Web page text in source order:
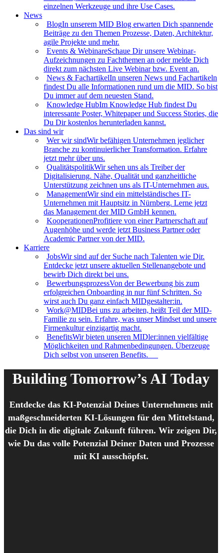
einzelnen Werkzeuge und ihre Use Cases.
News
BlogIn unserem MID Blog erwarten Dich spannende
Beiträge zu den Themen Prozesse, Daten, Architektur,
agile Projekte und mehr.
Events & WebinareSchaue Dir unsere Webinar-
Aufzeichnungen zu Fachthemen an oder melde Dich
direkt zum nächsten Live Webinar bzw. Event an.
News & FachartikelIn unseren News und Fachartikeln
findest Du alle Informationen rund um die MID. So bist
Du immer auf dem neuesten Stand.
Knowledge HubIm Knowledge Hub findest Du
interessante Poster, Whitepaper und Success Stories, die
Du Dir kostenlos herunterladen kannst.
Das sind wir
Wer wir sindWir befähigen Unternehmen jeglicher
Branche zu kontinuierlicher Transformation. Erfahre
jetzt mehr über uns.
QualitätspolitikWir sehen uns als Treiber der
Digitalisierung. Nähe, Qualität und ganzheitliche
Unterstützung zeichnen uns als IT-Unternehmen aus.
ManagementWir sind ein mittelständisches IT-
Unternehmen mit Hauptsitz in Nürnberg. Lerne jetzt
das Management der MID GmbH kennen.
KooperationenProfitiere von einer Partnerschaft auf
Augenhöhe und werde jetzt Business Partner oder
Academic Partner von der MID.
Karriere
JobsWir sind auf der Suche nach Talenten wie Dir.
Entdecke jetzt unsere aktuellen Stellenangebote und
bewirb Dich direkt bei uns.
BewerbungsprozessVon der Bewerbung bis zum
erfolgreichen Onboarding in nur fünf Schritten. So
wirst auch Du ganz einfach MIDgestalter:in.
Work@MIDBei uns zu arbeiten, heißt Teil der MID-
Familie zu sein. Erfahre, was unser Mindset und unsere
Firmenkultur einzigartig macht.
BenefitsWir bieten unseren MIDler:innen vielfältige
Möglichkeiten und Rahmenbedingungen. Überzeuge
Dich selbst von unseren Benefits.
Building Tomorrow’s AI Today
Entdecke das KI-Potenzial Deines Unternehmens mit
maßgeschneiderten KI-Lösungen für den Mittelstand,
die Dich in die digitale Zukunft führen. Wir zeigen Dir,
wie Du das volle Potenzial Deiner Daten und Prozesse
mit KI ausschöpfst.